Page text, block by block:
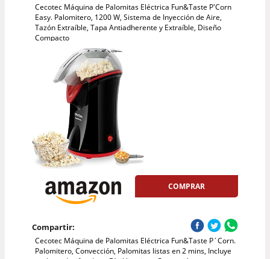
Cecotec Máquina de Palomitas Eléctrica Fun&Taste P'Corn
Easy. Palomitero, 1200 W, Sistema de Inyección de Aire,
Tazón Extraíble, Tapa Antiadherente y Extraíble, Diseño
Compacto
COMPRAR
Compartir:
Cecotec Máquina de Palomitas Eléctrica Fun&Taste P´Corn.
Palomitero, Convección, Palomitas listas en 2 mins, Incluye